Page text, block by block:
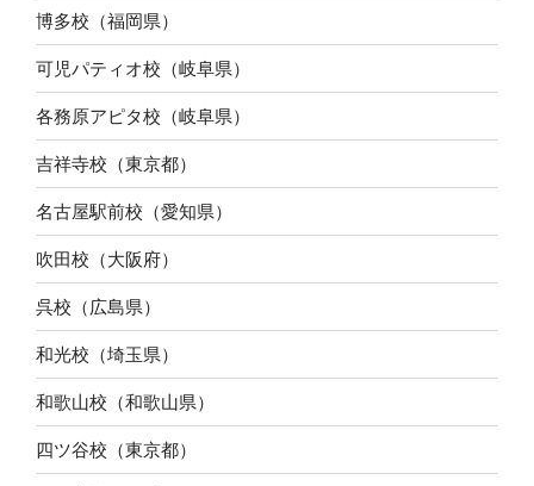
博多校（福岡県）
可児パティオ校（岐阜県）
各務原アピタ校（岐阜県）
吉祥寺校（東京都）
名古屋駅前校（愛知県）
吹田校（大阪府）
呉校（広島県）
和光校（埼玉県）
和歌山校（和歌山県）
四ツ谷校（東京都）